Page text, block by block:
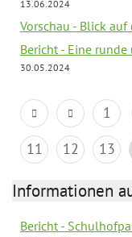
13.06.2024
Vorschau - Blick
Bericht - Eine
30.05.2024
1
11
12 13
Informationen
Bericht -